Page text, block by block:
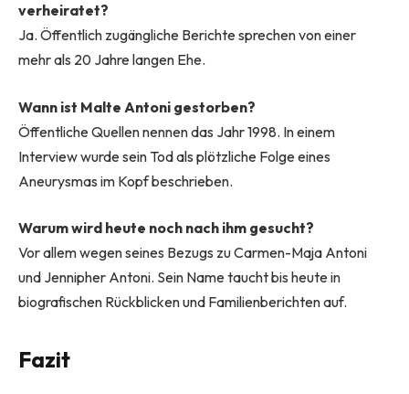
verheiratet?
Ja. Öffentlich zugängliche Berichte sprechen von einer
mehr als 20 Jahre langen Ehe.
Wann ist Malte Antoni gestorben?
Öffentliche Quellen nennen das Jahr 1998. In einem
Interview wurde sein Tod als plötzliche Folge eines
Aneurysmas im Kopf beschrieben.
Warum wird heute noch nach ihm gesucht?
Vor allem wegen seines Bezugs zu Carmen-Maja Antoni
und Jennipher Antoni. Sein Name taucht bis heute in
biografischen Rückblicken und Familienberichten auf.
Fazit